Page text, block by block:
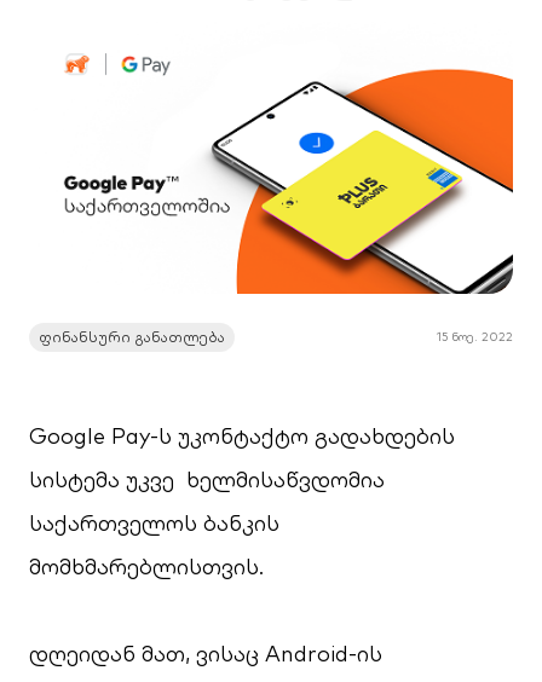
ფინანსური განათლება 15 ნოე. 2022
Google Pay-ს უკონტაქტო გადახდების
სისტემა უკვე ხელმისაწვდომია
საქართველოს ბანკის
მომხმარებლისთვის.
დღეიდან მათ, ვისაც Android-ის